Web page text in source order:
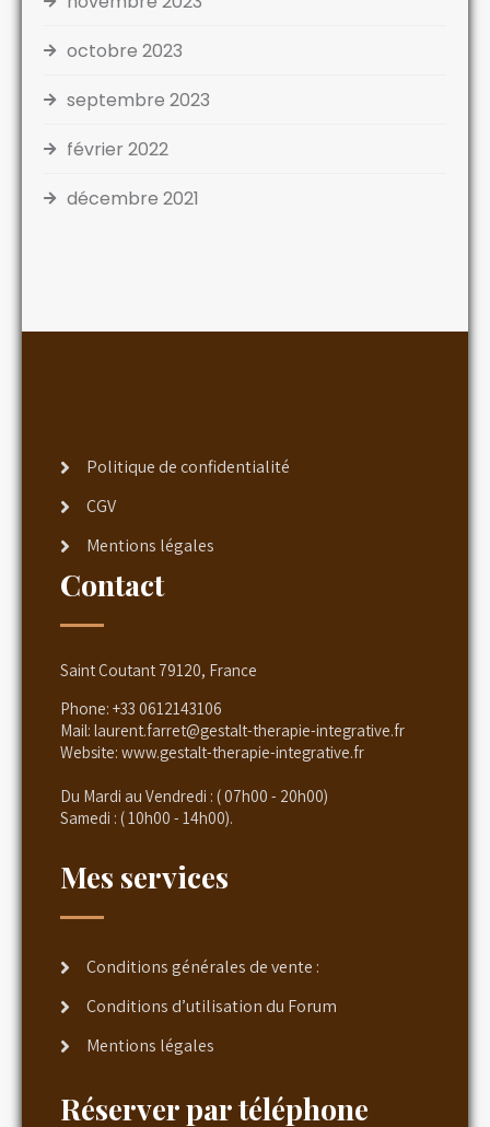
octobre 2023
septembre 2023
février 2022
décembre 2021
Politique de confidentialité
CGV
Mentions légales
Contact
Saint Coutant 79120, France
Phone: +33 0612143106
Mail: laurent.farret@gestalt-therapie-integrative.fr
Website: www.gestalt-therapie-integrative.fr
Du Mardi au Vendredi : ( 07h00 - 20h00)
Samedi : ( 10h00 - 14h00).
Mes services
Conditions générales de vente :
Conditions d’utilisation du Forum
Mentions légales
Réserver par téléphone